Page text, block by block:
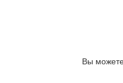
Вы